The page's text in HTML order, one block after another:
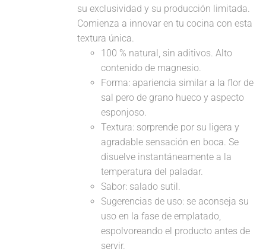
su exclusividad y su producción limitada.
Comienza a innovar en tu cocina con esta
textura única.
100 % natural, sin aditivos. Alto
contenido de magnesio.
Forma: apariencia similar a la flor de
sal pero de grano hueco y aspecto
esponjoso.
Textura: sorprende por su ligera y
agradable sensación en boca. Se
disuelve instantáneamente a la
temperatura del paladar.
Sabor: salado sutil.
Sugerencias de uso: se aconseja su
uso en la fase de emplatado,
espolvoreando el producto antes de
servir.